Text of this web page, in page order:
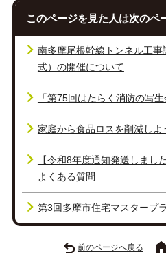
このページを見た人は次のペ
南多摩尾根幹線トンネル工
式）の開催について
「第75回はたらく消防の写
家庭から食品ロスを削減しよ
【令和8年度通知発送しまし
よくある質問
第3回多摩市住宅マスタープ
前のページへ戻る